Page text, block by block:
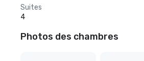
Suites
4
Photos des chambres